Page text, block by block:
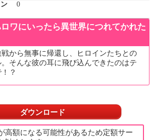
0
ワにいったら異世界につれてかれた
から無事に帰還し、ヒロインたちとの
そんな彼の耳に飛び込んできたのはテ
？
ダウンロード
高額になる可能性があるため定額サー